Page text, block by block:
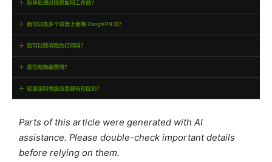
Parts of this article were generated with AI
assistance. Please double-check important details
before relying on them.